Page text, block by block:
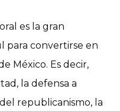
es la gran
convertirse en
México. Es decir,
la defensa a
republicanismo, la